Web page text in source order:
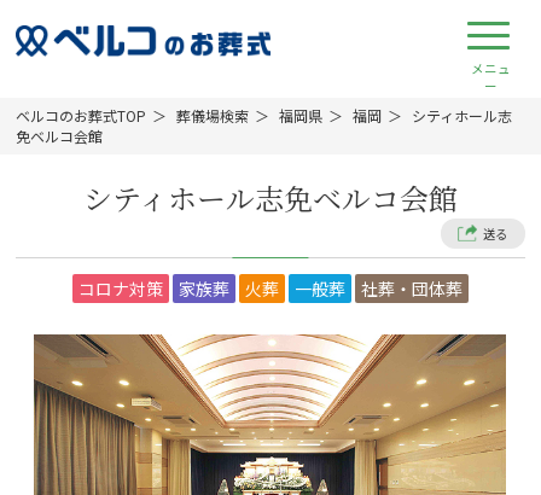
ベルコのお葬式TOP 葬儀場検索 福岡県 福岡
シティホール志
免ベルコ会館
シティホール志免ベルコ会館
送る
コロナ対策 家族葬 火葬 一般葬 社葬・団体葬